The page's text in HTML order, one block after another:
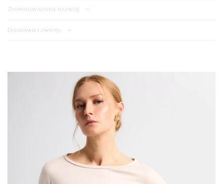
Zrównoważony rozwój:
Dostawa i zwroty: